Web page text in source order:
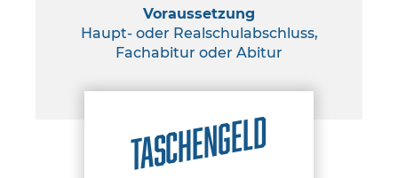
Voraussetzung
Haupt- oder Realschulabschluss,
Fachabitur oder Abitur
Taschengeld